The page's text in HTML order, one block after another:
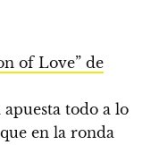
of Love” de
todo a lo
en la ronda